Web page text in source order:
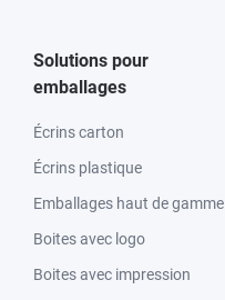
Solutions pour
emballages
Écrins carton
Écrins plastique
Emballages haut de gamme
Boites avec logo
Boites avec impression